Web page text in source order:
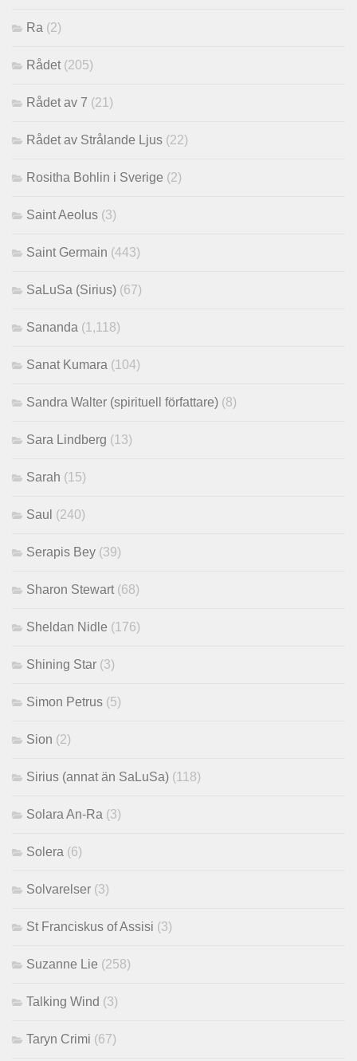
Ra (2)
Rådet(205)
Rådet av 7 (21)
Rådet av Strålande Ljus (22)
Rositha Bohlin i Sverige (2)
Saint Aeolus (3)
Saint Germain (443)
SaLuSa (Sirius) (67)
Sananda (1,118)
Sanat Kumara (104)
Sandra Walter (spirituell författare) (8)
Sara Lindberg (13)
Sarah (15)
Saul (240)
Serapis Bey (39)
Sharon Stewart(68)
Sheldan Nidle (176)
Shining Star (3)
Simon Petrus (5)
Sion (2)
Sirius (annat än SaLuSa) (118)
Solara An-Ra (3)
Solera (6)
Solvarelser (3)
St Franciskus of Assisi (3)
Suzanne Lie (258)
Talking Wind (3)
Taryn Crimi (67)